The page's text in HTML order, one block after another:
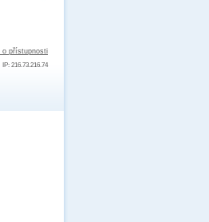
o přístupnosti
IP: 216.73.216.74